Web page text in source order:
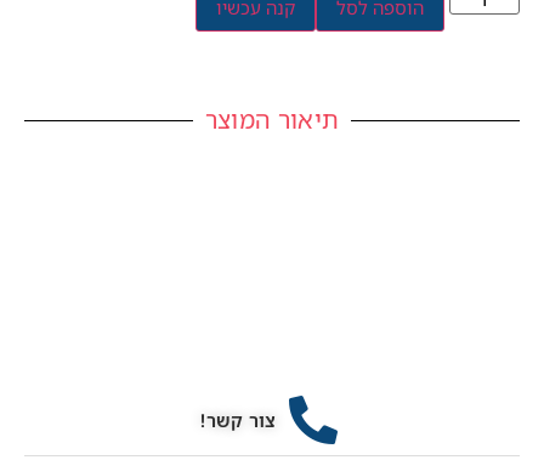
הוספה לסל קנה עכשיו
תיאור המוצר
צור קשר!